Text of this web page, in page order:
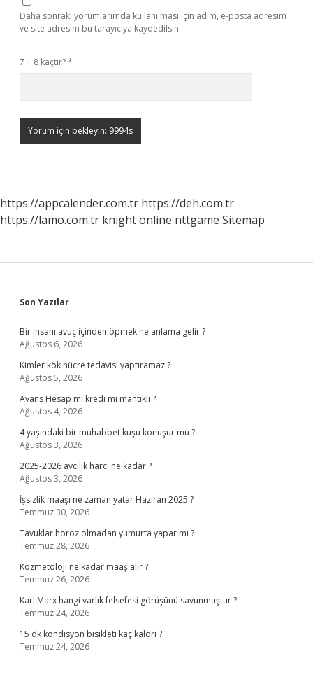
Daha sonraki yorumlarımda kullanılması için adım, e-posta adresim
ve site adresim bu tarayıcıya kaydedilsin.
7 + 8 kaçtır?*
https://appcalender.com.tr https://deh.com.tr
https://lamo.com.tr knight online nttgame Sitemap
Sidebar
Son Yazılar
Bir insanı avuç içinden öpmek ne anlama gelir ?
Ağustos 6, 2026
Kimler kök hücre tedavisi yaptıramaz ?
Ağustos 5, 2026
Avans Hesap mı kredi mi mantıklı ?
Ağustos 4, 2026
4 yaşındaki bir muhabbet kuşu konuşur mu ?
Ağustos 3, 2026
2025-2026 avcılık harcı ne kadar ?
Ağustos 3, 2026
İşsizlik maaşı ne zaman yatar Haziran 2025 ?
Temmuz 30, 2026
Tavuklar horoz olmadan yumurta yapar mı ?
Temmuz 28, 2026
Kozmetoloji ne kadar maaş alır ?
Temmuz 26, 2026
Karl Marx hangi varlık felsefesi görüşünü savunmuştur ?
Temmuz 24, 2026
15 dk kondisyon bisikleti kaç kalori ?
Temmuz 24, 2026